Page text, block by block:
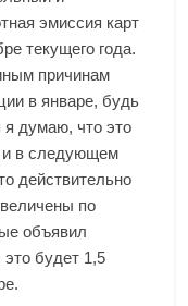
эмиссия карт
текущего года.
причинам
в январе, будь
думаю, что это
и в следующем
действительно
по
объявил
будет 1,5